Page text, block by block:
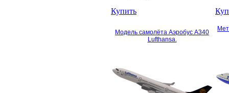
Купить
Модель самолёта Аэробус А340
Lufthansa.